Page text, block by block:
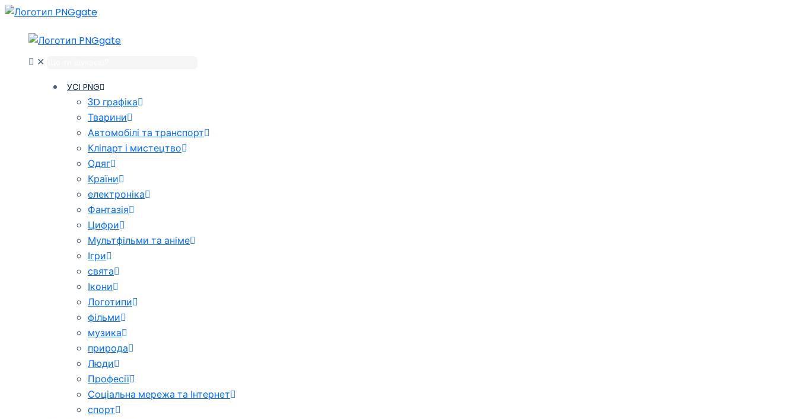
✕
УСІ PNG
3D графіка
Тварини
Автомобілі та транспорт
Кліпарт і мистецтво
Одяг
Країни
електроніка
Фантазія
Цифри
Мультфільми та аніме
Ігри
свята
Ікони
Логотипи
фільми
музика
природа
Люди
Професії
Соціальна мережа та Інтернет
спорт